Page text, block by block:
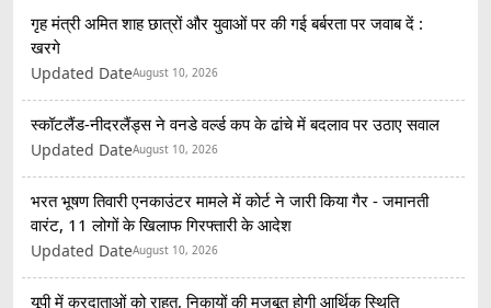
गृह मंत्री अमित शाह छात्रों और युवाओं पर की गई बर्बरता पर जवाब दें :
खरगे
Updated DateAugust 10, 2026
स्कॉटलैंड-नीदरलैंड्स ने वनडे वर्ल्ड कप के ढांचे में बदलाव पर उठाए सवाल
Updated DateAugust 10, 2026
भरत भूषण तिवारी एनकाउंटर मामले में कोर्ट ने जारी किया गैर - जमानती
वारंट, 11 लोगों के खिलाफ गिरफ्तारी के आदेश
Updated DateAugust 10, 2026
यूपी में करदाताओं को राहत, निकायों की मजबूत होगी आर्थिक स्थिति